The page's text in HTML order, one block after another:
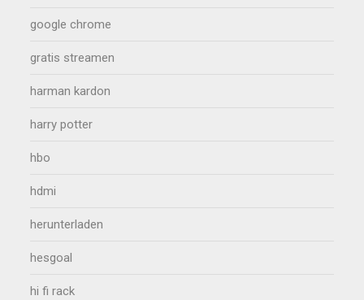
google chrome
gratis streamen
harman kardon
harry potter
hbo
hdmi
herunterladen
hesgoal
hi fi rack